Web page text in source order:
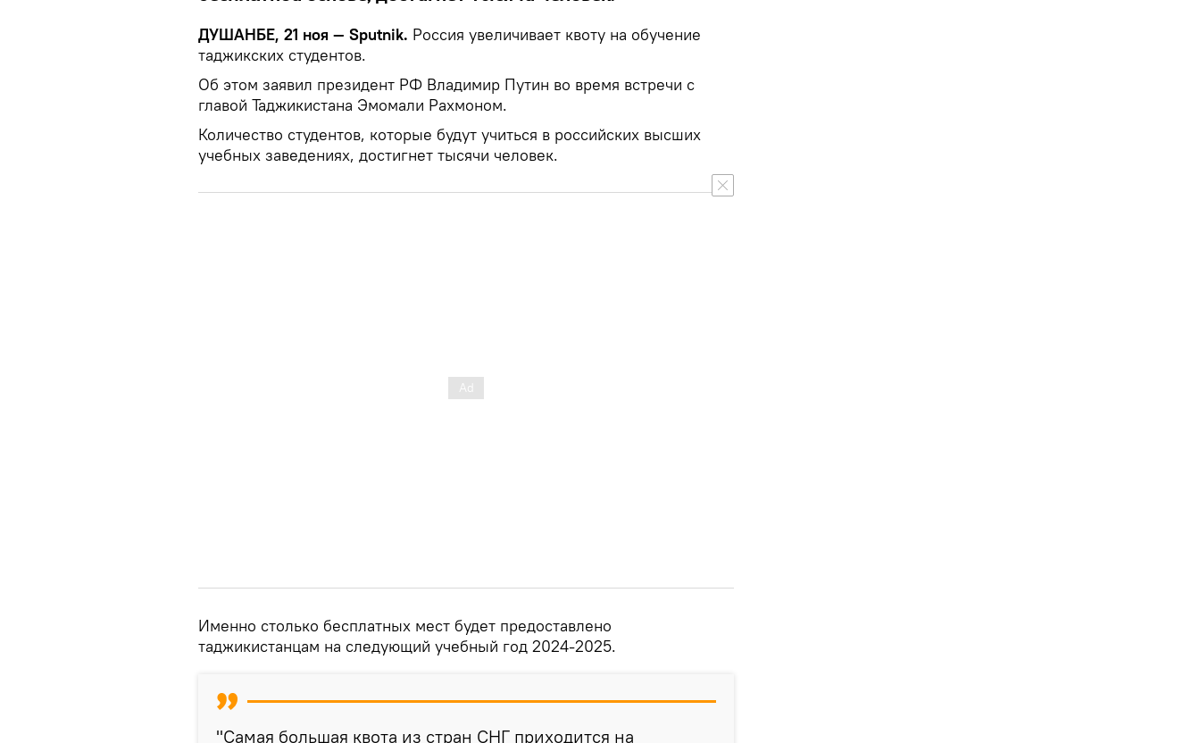
ДУШАНБЕ, 21 ноя — Sputnik. Россия увеличивает квоту на обучение
таджикских студентов.
Об этом заявил президент РФ Владимир Путин во время встречи с
главой Таджикистана Эмомали Рахмоном.
Количество студентов, которые будут учиться в российских высших
учебных заведениях, достигнет тысячи человек.
Именно столько бесплатных мест будет предоставлено
таджикистанцам на следующий учебный год 2024-2025.
"Самая большая квота из стран СНГ приходится на